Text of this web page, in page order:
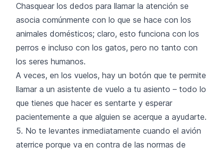
Chasquear los dedos para llamar la atención se
asocia comúnmente con lo que se hace con los
animales domésticos; claro, esto funciona con los
perros e incluso con los gatos, pero no tanto con
los seres humanos.
A veces, en los vuelos, hay un botón que te permite
llamar a un asistente de vuelo a tu asiento – todo lo
que tienes que hacer es sentarte y esperar
pacientemente a que alguien se acerque a ayudarte.
5. No te levantes inmediatamente cuando el avión
aterrice porque va en contra de las normas de